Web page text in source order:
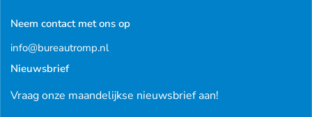
Neem contact met ons op
info@bureautromp.nl
Nieuwsbrief
Vraag onze maandelijkse nieuwsbrief aan!